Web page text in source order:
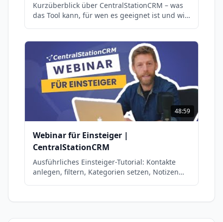
Kurzüberblick über CentralStationCRM – was
das Tool kann, für wen es geeignet ist und wie
48:59
Webinar für Einsteiger |
CentralStationCRM
Ausführliches Einsteiger-Tutorial: Kontakte
anlegen, filtern, Kategorien setzen, Notizen